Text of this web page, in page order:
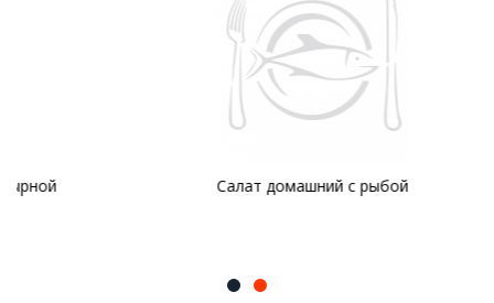
Салат домашний с рыбой